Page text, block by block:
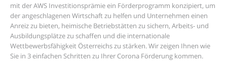
mit der AWS Investitionsprämie ein Förderprogramm konzipiert, um
der angeschlagenen Wirtschaft zu helfen und Unternehmen einen
Anreiz zu bieten, heimische Betriebstätten zu sichern, Arbeits- und
Ausbildungsplätze zu schaffen und die internationale
Wettbewerbsfähigkeit Österreichs zu stärken. Wir zeigen Ihnen wie
Sie in 3 einfachen Schritten zu Ihrer Corona Förderung kommen.